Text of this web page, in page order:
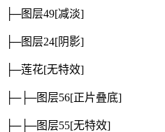
├─图层49[减淡]
├─图层24[阴影]
├─莲花[无特效]
├─├─图层56[正片叠底]
├─├─图层55[无特效]